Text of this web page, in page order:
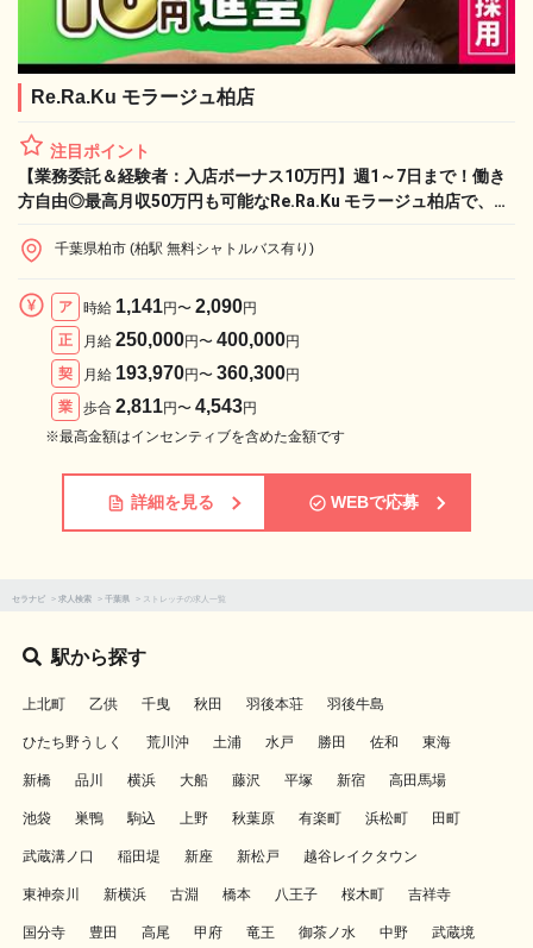
Re.Ra.Ku モラージュ柏店
注目ポイント
【業務委託＆経験者：入店ボーナス10万円】週1～7日まで！働き
方自由◎最高月収50万円も可能なRe.Ra.Ku モラージュ柏店で、憧
千葉県柏市 (柏駅 無料シャトルバス有り)
ア 時給 1,141円〜 2,090円
正
月給 250,000円〜 400,000円
契
月給 193,970円〜 360,300円
業
歩合 2,811円〜 4,543円
※最高金額はインセンティブを含めた金額です
詳細を見る WEBで応募
セラナビ > 求人検索 > 千葉県 > ストレッチの求人一覧
駅から探す
上北町 乙供 千曳 秋田 羽後本荘 羽後牛島
ひたち野うしく 荒川沖 土浦 水戸 勝田 佐和 東海
新橋 品川 横浜 大船 藤沢 平塚 新宿 高田馬場
池袋 巣鴨 駒込 上野 秋葉原 有楽町 浜松町 田町
武蔵溝ノ口 稲田堤 新座 新松戸 越谷レイクタウン
東神奈川 新横浜 古淵 橋本 八王子 桜木町 吉祥寺
国分寺 豊田 高尾 甲府 竜王 御茶ノ水 中野 武蔵境